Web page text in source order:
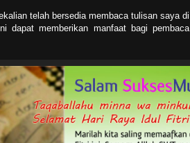
telah bersedia membaca tulisan saya di
dapat memberikan manfaat bagi pembaca